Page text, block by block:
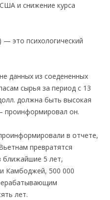
и снижение курса
это психологический
данных из соедененных
сырья за период с 13
должна быть высокая
проинформировал он.
в отчете,
превратятся
ближайшие 5 лет,
Камбоджей, 500 000
лет.